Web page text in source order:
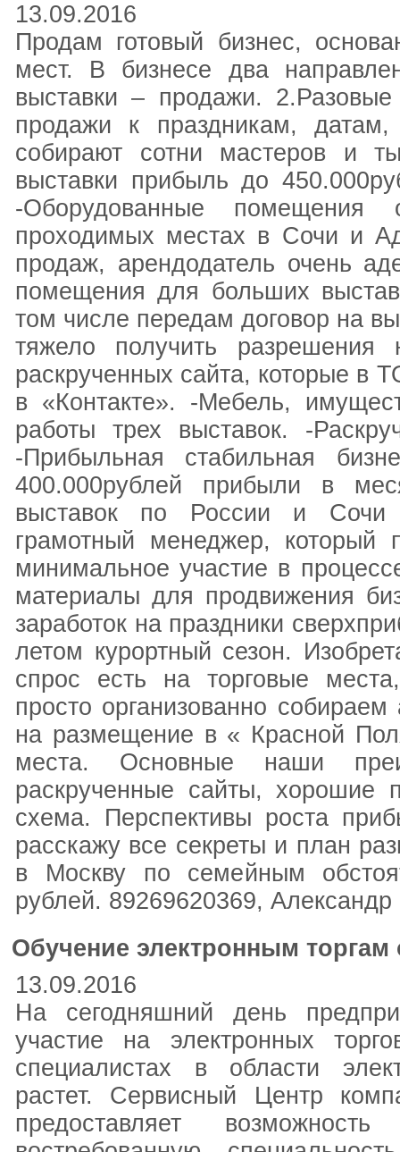
13.09.2016
Продам готовый бизнес,
мест. В бизнесе два
выставки – продажи.
продажи к праздникам, датам,
собирают сотни мастеров и
выставки прибыль до
-Оборудованные
проходимых местах в Сочи и
продаж, арендодатель очень
помещения для больших
том числе передам договор на
тяжело получить
раскрученных сайта, которые в
в «Контакте». -Мебель,
работы трех выставок. -
-Прибыльная стабильная
400.000рублей прибыли в
выставок по России и Сочи
грамотный менеджер, который
минимальное участие в
материалы для продвижения
заработок на праздники
летом курортный сезон.
спрос есть на торговые
просто организованно
на размещение в « Красной
места. Основные наши
раскрученные сайты, хорошие
схема. Перспективы роста
расскажу все секреты и план
в Москву по семейным
рублей. 89269620369, Александр
Обучение электронным торгам
13.09.2016
На сегодняшний день
участие на электронных
специалистах в области
растет. Сервисный Центр
предоставляет